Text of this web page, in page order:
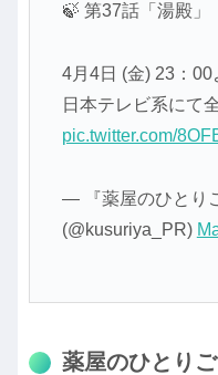
🍃 第37話「湯殿」
4月4日 (金) 23：00
日本テレビ系にて
pic.twitter.com/
— 『薬屋のひとり
(@kusuriya_PR)
薬屋のひとり